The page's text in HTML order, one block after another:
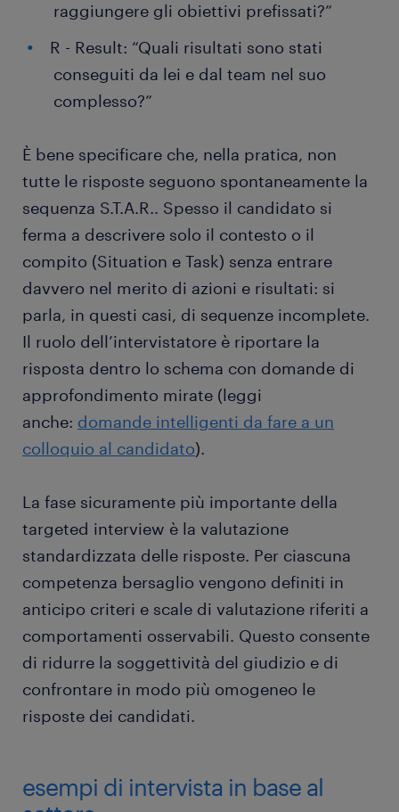
raggiungere gli obiettivi prefissati?”
R - Result: “Quali risultati sono stati
conseguiti da lei e dal team nel suo
complesso?”
È bene specificare che, nella pratica, non
tutte le risposte seguono spontaneamente la
sequenza S.T.A.R.. Spesso il candidato si
ferma a descrivere solo il contesto o il
compito (Situation e Task) senza entrare
davvero nel merito di azioni e risultati: si
parla, in questi casi, di sequenze incomplete.
Il ruolo dell’intervistatore è riportare la
risposta dentro lo schema con domande di
approfondimento mirate (leggi
anche: domande intelligenti da fare a un
colloquio al candidato).
La fase sicuramente più importante della
targeted interview è la valutazione
standardizzata delle risposte. Per ciascuna
competenza bersaglio vengono definiti in
anticipo criteri e scale di valutazione riferiti a
comportamenti osservabili. Questo consente
di ridurre la soggettività del giudizio e di
confrontare in modo più omogeneo le
risposte dei candidati.
esempi di intervista in base al